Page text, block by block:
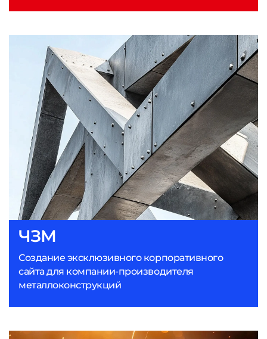
ЧЗМ
Создание эксклюзивного корпоративного
сайта для компании-производителя
металлоконструкций